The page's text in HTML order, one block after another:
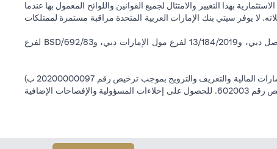
بهذا التغيير والامتثال لجميع القوانين واللوائح المعمول بها عندما
لا يوفر سيتي بنك الإمارات العربية المتحدة مراقبة مستمرة لممتلكات
سيتي بنك إن إيه - الإمارات العربية المتحدة مسجل لدى مصرف الإمارات العربية المتحدة المركزي بموجب أرقام التراخيص BSD/504/83 لفرع الوصل دبي، و13/184/2019 لفرع مول الإمارات دبي، وBSD/692/83 لفرع
سيتي بنك إن إيه الإمارات العربية المتحدة مرخص من هيئة الأوراق المالية والسلع في الإمارات العربية المتحدة ("SCA") للقيام بالنشاط المالي لـ أ) الاستشارات المالية والتعريف والترويج بموجب ترخيص رقم 20200000097 ب)
وسيط تداول في الأسواق الدولية بموجب ترخيص رقم 20200000198 ج) إدارة المحافظ بموجب ترخيص رقم 20200000240 د) الحفظ بموجب ترخيص رقم 602003. للحصول على إخلاءات المسؤولية والإفصاحات الإضافية